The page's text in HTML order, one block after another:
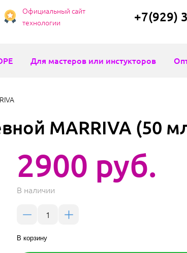
Официальный сайт
технологии
+7(929)
Для мастеров или инстукторов
MARRIVA (50
2900 руб.
В наличии
В корзину